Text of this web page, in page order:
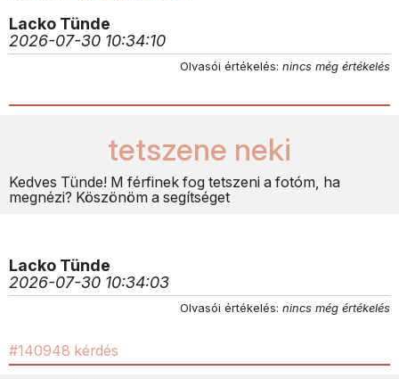
Lacko Tünde
2026-07-30 10:34:10
Olvasói értékelés: nincs még értékelés
tetszene neki
Kedves Tünde! M férfinek fog tetszeni a fotóm, ha
megnézi? Köszönöm a segítséget
Lacko Tünde
2026-07-30 10:34:03
Olvasói értékelés: nincs még értékelés
#140948 kérdés